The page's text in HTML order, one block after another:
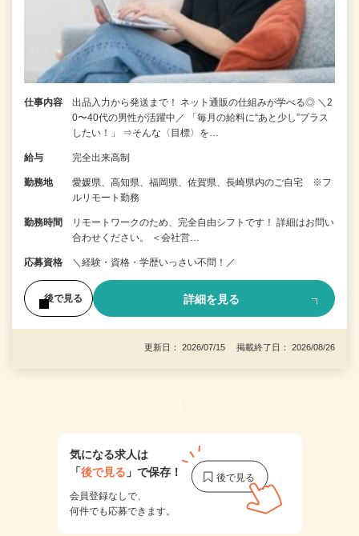
仕事内容
出品入力から発送まで！ ネット通販の仕組みが学べる◎ ＼2
0〜40代の男性が活躍中／ 「毎月の給料に“あと少し”プラス
したい！」 ⇒そんな〈目標〉を…
給与 完全出来高制
勤務地
愛媛県、高知県、福岡県、佐賀県、長崎県内のご自宅 ※フ
ルリモート勤務
勤務時間
リモートワークのため、完全自由シフトです！ 詳細はお問い
合わせください。 ＜会社営…
応募資格 ＼経験・資格・学歴いっさい不問！／
後で見る 詳細を見る
更新日： 2026/07/15 掲載終了日： 2026/08/26
1
気になる求人は
「後で見る 」で保存！
会員登録なしで、
何件でも応募できます。